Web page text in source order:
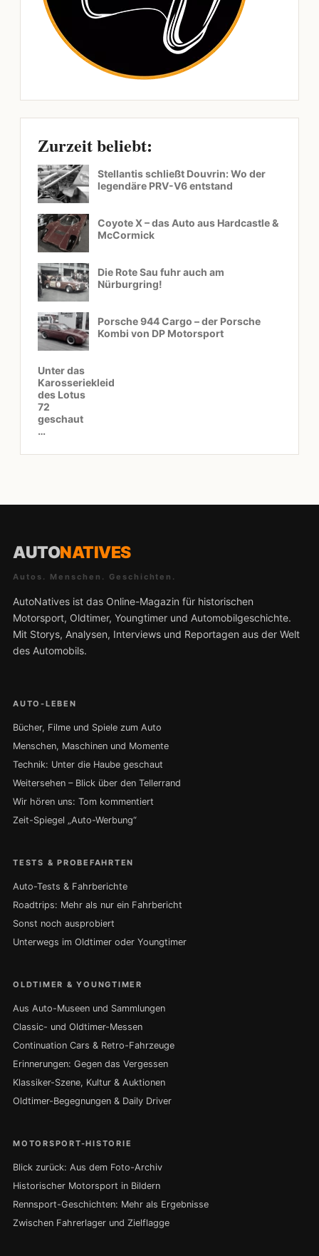
Zurzeit beliebt:
Stellantis schließt Douvrin: Wo der
legendäre PRV-V6 entstand
Coyote X – das Auto aus Hardcastle &
McCormick
Die Rote Sau fuhr auch am
Nürburgring!
Porsche 944 Cargo – der Porsche
Kombi von DP Motorsport
Unter das
Karosseriekleid
des Lotus
72
geschaut
…
AUTONATIVES
Autos. Menschen. Geschichten.
AutoNatives ist das Online-Magazin für historischen
Motorsport, Oldtimer, Youngtimer und Automobilgeschichte.
Mit Storys, Analysen, Interviews und Reportagen aus der Welt
des Automobils.
AUTO-LEBEN
Bücher, Filme und Spiele zum Auto
Menschen, Maschinen und Momente
Technik: Unter die Haube geschaut
Weitersehen – Blick über den Tellerrand
Wir hören uns: Tom kommentiert
Zeit-Spiegel „Auto-Werbung“
TESTS & PROBEFAHRTEN
Auto-Tests & Fahrberichte
Roadtrips: Mehr als nur ein Fahrbericht
Sonst noch ausprobiert
Unterwegs im Oldtimer oder Youngtimer
OLDTIMER & YOUNGTIMER
Aus Auto-Museen und Sammlungen
Classic- und Oldtimer-Messen
Continuation Cars & Retro-Fahrzeuge
Erinnerungen: Gegen das Vergessen
Klassiker-Szene, Kultur & Auktionen
Oldtimer-Begegnungen & Daily Driver
MOTORSPORT-HISTORIE
Blick zurück: Aus dem Foto-Archiv
Historischer Motorsport in Bildern
Rennsport-Geschichten: Mehr als Ergebnisse
Zwischen Fahrerlager und Zielflagge